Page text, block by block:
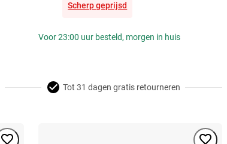
Scherp geprijsd
Voor 23:00 uur besteld, morgen in huis
Tot 31 dagen gratis retourneren